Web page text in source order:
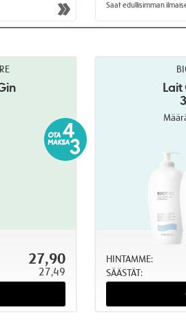
Saat edullisimman
27,90
27,49
HINTAMME:
SÄÄSTÄT: